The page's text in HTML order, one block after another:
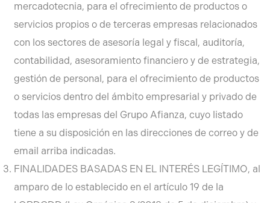
mercadotecnia, para el ofrecimiento de productos o
servicios propios o de terceras empresas relacionados
con los sectores de asesoría legal y fiscal, auditoría,
contabilidad, asesoramiento financiero y de estrategia,
gestión de personal, para el ofrecimiento de productos
o servicios dentro del ámbito empresarial y privado de
todas las empresas del Grupo Afianza, cuyo listado
tiene a su disposición en las direcciones de correo y de
email arriba indicadas.
FINALIDADES BASADAS EN EL INTERÉS LEGÍTIMO, al
amparo de lo establecido en el artículo 19 de la